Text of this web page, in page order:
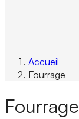
Accueil
Fourrage
Fourrage